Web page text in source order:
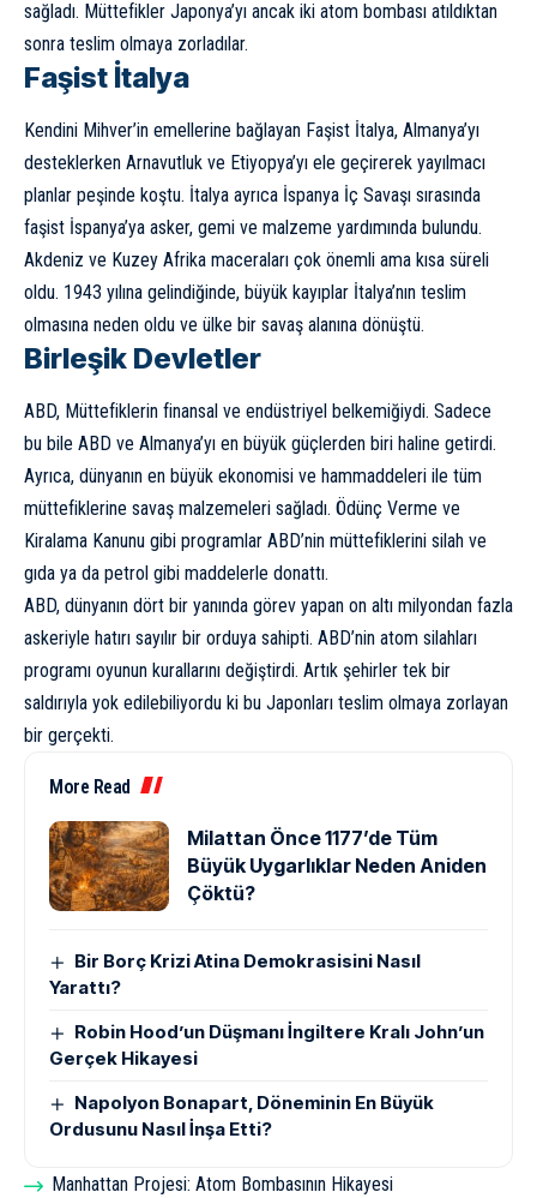
sağladı. Müttefikler Japonya’yı ancak iki atom bombası atıldıktan
sonra teslim olmaya zorladılar.
Faşist İtalya
Kendini Mihver’in emellerine bağlayan Faşist İtalya, Almanya’yı
desteklerken Arnavutluk ve Etiyopya’yı ele geçirerek yayılmacı
planlar peşinde koştu. İtalya ayrıca İspanya İç Savaşı sırasında
faşist İspanya’ya asker, gemi ve malzeme yardımında bulundu.
Akdeniz ve Kuzey Afrika maceraları çok önemli ama kısa süreli
oldu. 1943 yılına gelindiğinde, büyük kayıplar İtalya’nın teslim
olmasına neden oldu ve ülke bir savaş alanına dönüştü.
Birleşik Devletler
ABD, Müttefiklerin finansal ve endüstriyel belkemiğiydi. Sadece
bu bile ABD ve Almanya’yı en büyük güçlerden biri haline getirdi.
Ayrıca, dünyanın en büyük ekonomisi ve hammaddeleri ile tüm
müttefiklerine savaş malzemeleri sağladı. Ödünç Verme ve
Kiralama Kanunu gibi programlar ABD’nin müttefiklerini silah ve
gıda ya da petrol gibi maddelerle donattı.
ABD, dünyanın dört bir yanında görev yapan on altı milyondan fazla
askeriyle hatırı sayılır bir orduya sahipti. ABD’nin atom silahları
programı oyunun kurallarını değiştirdi. Artık şehirler tek bir
saldırıyla yok edilebiliyordu ki bu Japonları teslim olmaya zorlayan
bir gerçekti.
More Read
Milattan Önce 1177’de Tüm
Büyük Uygarlıklar Neden Aniden
Çöktü?
Bir Borç Krizi Atina Demokrasisini Nasıl
Yarattı?
Robin Hood’un Düşmanı İngiltere Kralı John’un
Gerçek Hikayesi
Napolyon Bonapart, Döneminin En Büyük
Ordusunu Nasıl İnşa Etti?
Manhattan Projesi: Atom Bombasının Hikayesi